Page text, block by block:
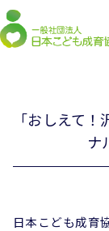
「おしえて
ナ
日本こども成育